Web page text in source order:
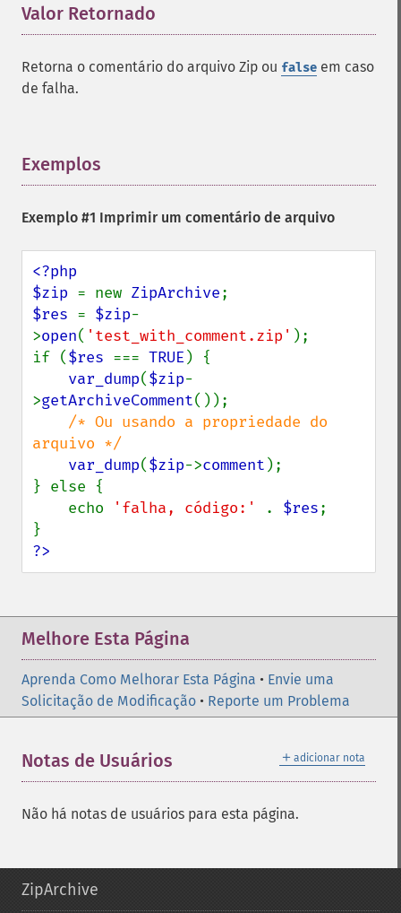
Valor Retornado
Retorna o comentário do arquivo Zip ou false em caso
de falha.
Exemplos
Exemplo #1 Imprimir um comentário de arquivo
<?php
$zip = new ZipArchive
$res = $zip-
>open( 'test_with_comment.zip' );
if ($res === TRUE ) {
var_dump($zip-
>getArchiveComment());
/* Ou usando a propriedade do
arquivo */
var_dump($zip->comment );
} else {
    echo
'falha, código:' . $res;
?>
Melhore Esta Página
Aprenda Como Melhorar Esta Página • Envie uma
Solicitação de Modificação • Reporte um Problema
＋ adicionar nota
Notas de Usuários
Não há notas de usuários para esta página.
ZipArchive